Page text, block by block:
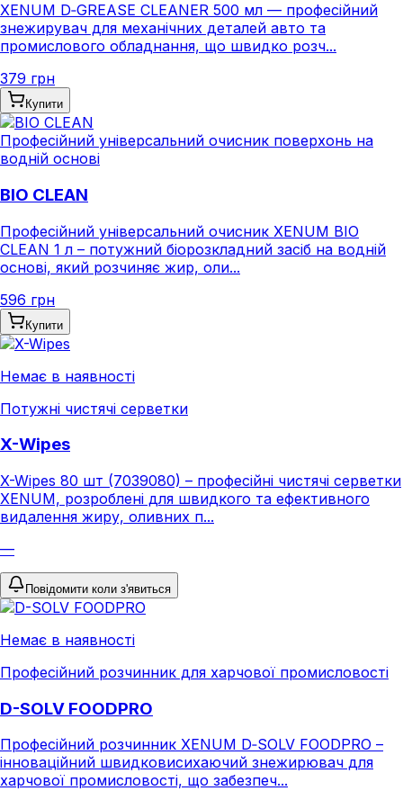
XENUM D‑GREASE CLEANER 500 мл — професійний
знежирувач для механічних деталей авто та
промислового обладнання, що швидко розч...
379 грн
Купити
Професійний універсальний очисник поверхонь на
водній основі
BIO CLEAN
Професійний універсальний очисник XENUM BIO
CLEAN 1 л – потужний біорозкладний засіб на водній
основі, який розчиняє жир, оли...
596 грн
Купити
Немає в наявності
Потужні чистячі серветки
X-Wipes
X-Wipes 80 шт (7039080) – професійні чистячі серветки
XENUM, розроблені для швидкого та ефективного
видалення жиру, оливних п...
—
Повідомити коли з'явиться
Немає в наявності
Професійний розчинник для харчової промисловості
D-SOLV FOODPRO
Професійний розчинник XENUM D‑SOLV FOODPRO –
інноваційний швидковисихаючий знежирювач для
харчової промисловості, що забезпеч...